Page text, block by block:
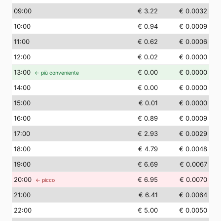
09:00 € 3.22
€ 0.0032
10:00 € 0.94
€ 0.0009
11:00 € 0.62
€ 0.0006
12:00 € 0.02
€ 0.0000
13:00 ← più conveniente € 0.00
€ 0.0000
14:00 € 0.00
€ 0.0000
15:00 € 0.01
€ 0.0000
16:00 € 0.89
€ 0.0009
17:00 € 2.93
€ 0.0029
18:00 € 4.79
€ 0.0048
19:00 € 6.69
€ 0.0067
20:00 ← picco € 6.95
€ 0.0070
21:00 € 6.41
€ 0.0064
22:00 € 5.00
€ 0.0050